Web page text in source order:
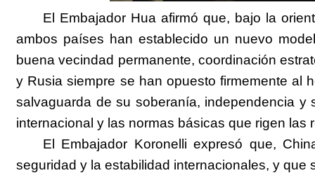
El Embajador Hua afirmó que, bajo la
ambos países han establecido un nuevo
buena vecindad permanente, coordinación
y Rusia siempre se han opuesto firmemente al
salvaguarda de su soberanía, independencia
internacional y las normas básicas que rigen las
El Embajador Koronelliexpresó que,
seguridad y la estabilidad internacionales, y que